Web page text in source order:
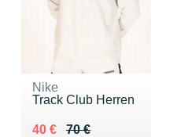
Nike
Track Club Herren
70 €
Au lieu de 70 €
40 €
Vendu 40 €